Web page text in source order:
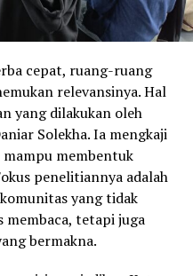
cepat, ruang-ruang
relevansinya. Hal
yang dilakukan oleh
Solekha. Ia mengkaji
membentuk
penelitiannya adalah
yang tidak
membaca, tetapi juga
bermakna.